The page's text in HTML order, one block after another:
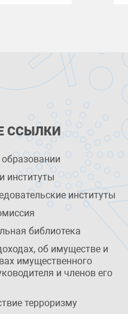
ССЫЛКИ
институты
институты
библиотека
об имуществе и
имущественного
и членов его
терроризму